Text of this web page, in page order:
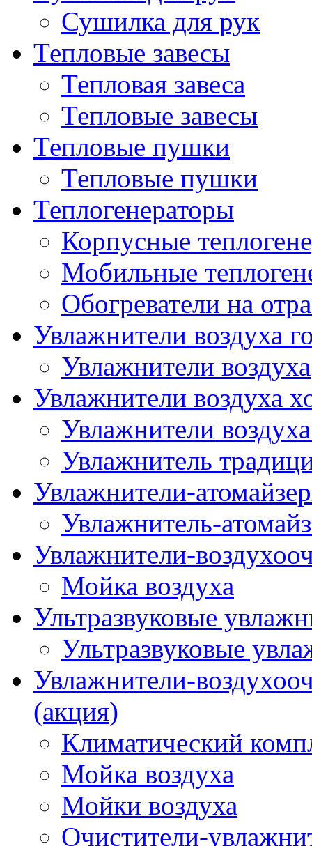
Сушилка для рук
Тепловые завесы
Тепловая завеса
Тепловые завесы
Тепловые пушки
Тепловые пушки
Теплогенераторы
Корпусные
Мобильные
Обогреватели на
Увлажнители воздуха
Увлажнители воздуха
Увлажнители воздуха
Увлажнители
Увлажнитель
Увлажнители-
Увлажнитель-
Увлажнители-
Мойка воздуха
Ультразвуковые
Ультразвуковые
Увлажнители-
(акция)
Климатический
Мойка воздуха
Мойки воздуха
Очистители-